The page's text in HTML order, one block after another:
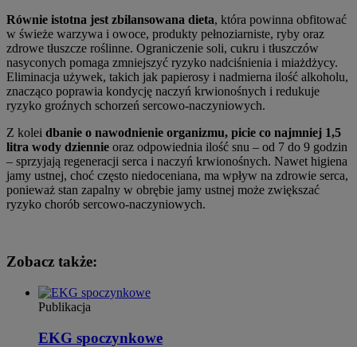
Równie istotna jest zbilansowana dieta, która powinna obfitować
w świeże warzywa i owoce, produkty pełnoziarniste, ryby oraz
zdrowe tłuszcze roślinne. Ograniczenie soli, cukru i tłuszczów
nasyconych pomaga zmniejszyć ryzyko nadciśnienia i miażdżycy.
Eliminacja używek, takich jak papierosy i nadmierna ilość alkoholu,
znacząco poprawia kondycję naczyń krwionośnych i redukuje
ryzyko groźnych schorzeń sercowo-naczyniowych.
Z kolei dbanie o nawodnienie organizmu, picie co najmniej 1,5
litra wody dziennie oraz odpowiednia ilość snu – od 7 do 9 godzin
– sprzyjają regeneracji serca i naczyń krwionośnych. Nawet higiena
jamy ustnej, choć często niedoceniana, ma wpływ na zdrowie serca,
ponieważ stan zapalny w obrębie jamy ustnej może zwiększać
ryzyko chorób sercowo-naczyniowych.
Zobacz także:
Publikacja
EKG spoczynkowe